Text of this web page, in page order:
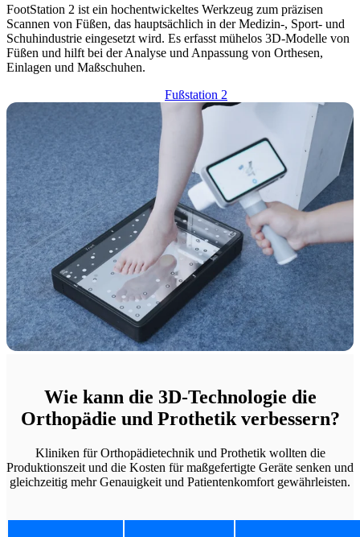
FootStation 2 ist ein hochentwickeltes Werkzeug zum präzisen
Scannen von Füßen, das hauptsächlich in der Medizin-, Sport- und
Schuhindustrie eingesetzt wird. Es erfasst mühelos 3D-Modelle von
Füßen und hilft bei der Analyse und Anpassung von Orthesen,
Einlagen und Maßschuhen.
Fußstation 2
Wie kann die 3D-Technologie die
Orthopädie und Prothetik verbessern?
Kliniken für Orthopädietechnik und Prothetik wollten die
Produktionszeit und die Kosten für maßgefertigte Geräte senken und
gleichzeitig mehr Genauigkeit und Patientenkomfort gewährleisten.